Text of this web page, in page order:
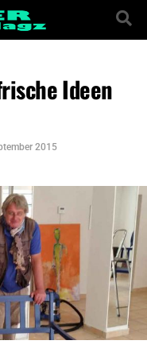
Ideen
2015